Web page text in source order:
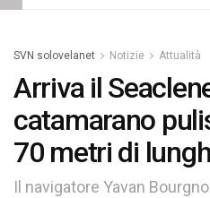
SVN solovelanet Notizie Attualità
Arriva il
catamarano
70 metri di
Il navigatore Yavan